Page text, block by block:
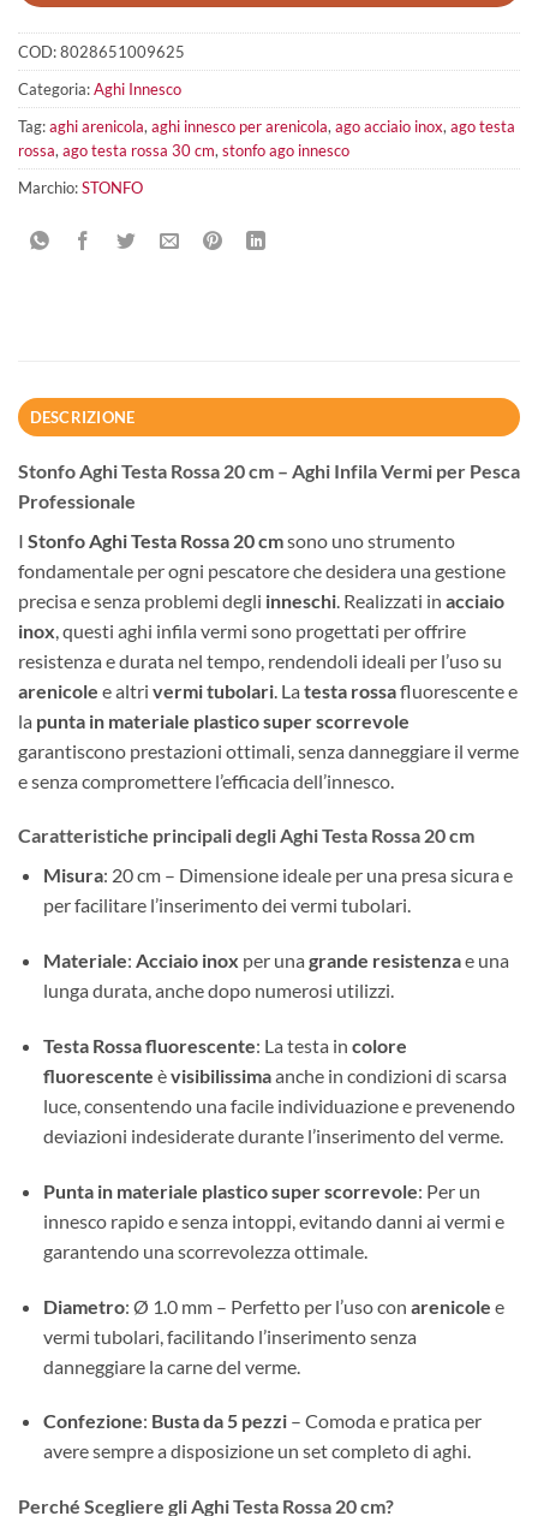
COD:8028651009625
Categoria:Aghi Innesco
Tag:aghi arenicola, aghi innesco per arenicola, ago acciaio inox, ago testa
rossa, ago testa rossa 30 cm, stonfo ago innesco
Marchio:STONFO
DESCRIZIONE
Stonfo Aghi Testa Rossa 20 cm – Aghi Infila Vermi per Pesca
Professionale
I Stonfo Aghi Testa Rossa 20 cmsono uno strumento
fondamentale per ogni pescatore che desidera una gestione
precisa e senza problemi degli inneschi . Realizzati in acciaio
inox , questi aghi infila vermi sono progettati per offrire
resistenza e durata nel tempo, rendendoli ideali per l’uso su
arenicole e altri vermi tubolari . La testa rossafluorescente e
la punta in materiale plastico super scorrevole
garantiscono prestazioni ottimali, senza danneggiare il verme
e senza compromettere l’efficacia dell’innesco.
Caratteristiche principali degli Aghi Testa Rossa 20 cm
Misura: 20 cm – Dimensione ideale per una presa sicura e
per facilitare l’inserimento dei vermi tubolari.
Materiale: Acciaio inox per una grande resistenzae una
lunga durata, anche dopo numerosi utilizzi.
Testa Rossa fluorescente: La testa in colore
fluorescente èvisibilissimaanche in condizioni di scarsa
luce, consentendo una facile individuazione e prevenendo
deviazioni indesiderate durante l’inserimento del verme.
Punta in materiale plastico super scorrevole: Per un
innesco rapido e senza intoppi, evitando danni ai vermi e
garantendo una scorrevolezza ottimale.
Diametro: Ø 1.0 mm – Perfetto per l’uso con arenicole e
vermi tubolari, facilitando l’inserimento senza
danneggiare la carne del verme.
Confezione: Busta da 5 pezzi– Comoda e pratica per
avere sempre a disposizione un set completo di aghi.
Perché Scegliere gli Aghi Testa Rossa 20 cm?